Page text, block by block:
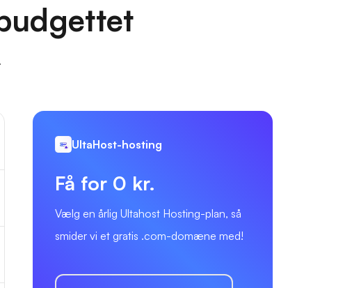
UltaHost-hosting
Få for 0 kr.
Vælg en årlig Ultahost Hosting-plan, så
smider vi et gratis .com-domæne med!